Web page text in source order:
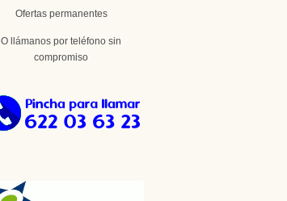
Ofertas permanentes
O llámanos por teléfono sin
compromiso